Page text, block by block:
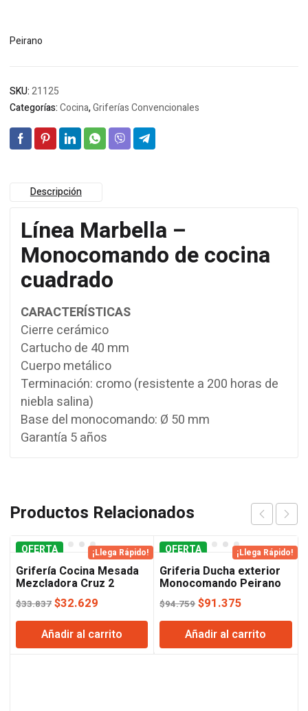
Peirano
SKU:21125
Categorías:Cocina,Griferías Convencionales
Descripción
Línea Marbella –
Monocomando de cocina
cuadrado
CARACTERÍSTICAS
Cierre cerámico
Cartucho de 40 mm
Cuerpo metálico
Terminación: cromo (resistente a 200 horas de
niebla salina)
Base del monocomando: Ø 50 mm
Garantía 5 años
Productos Relacionados
OFERTA ¡Llega Rápido!
Grifería Cocina Mesada
Mezcladora Cruz 2
Llaves Ecow
$33.837 El
precio
original
era:
$32.629
precio
actual
es:
Añadir al carrito
OFERTA ¡Llega Rápido!
Griferia Ducha exterior
Monocomando Peirano
$94.759El
precio
original
era:
$91.375
precio
actual
es:
Añadir al carrito